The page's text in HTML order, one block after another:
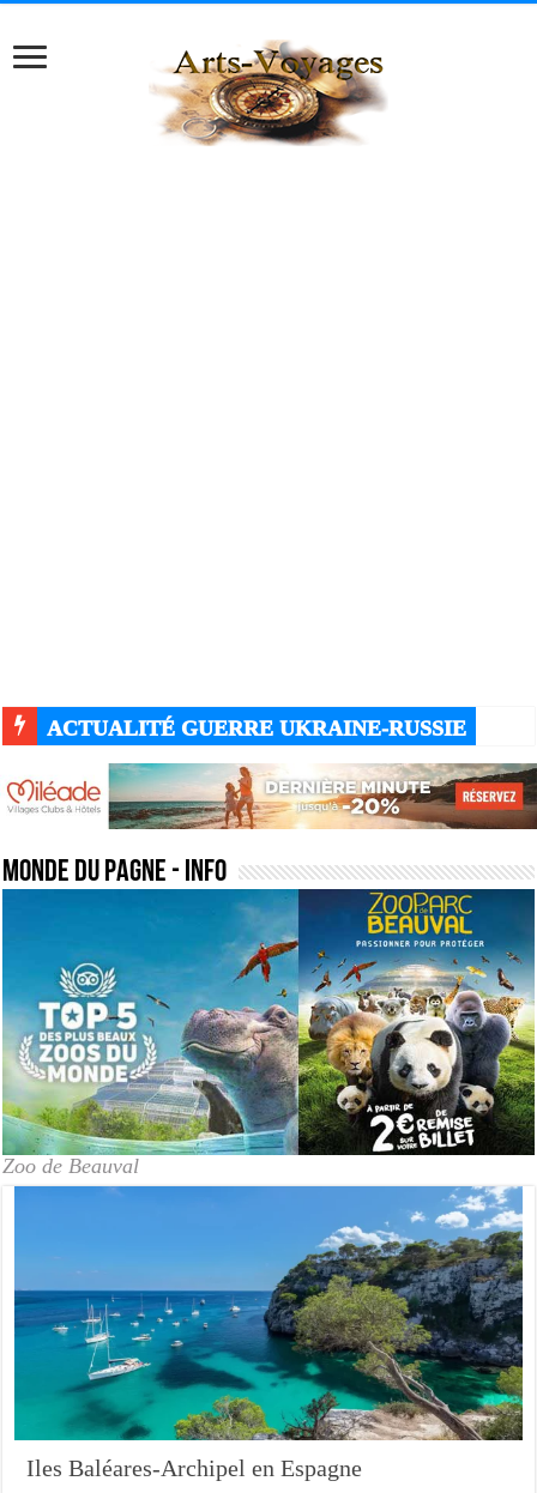
ACTUALITÉ GUERRE UKRAINE-RUSSIE
monde du pagne - Info
Zoo de Beauval
Iles Baléares-Archipel en Espagne